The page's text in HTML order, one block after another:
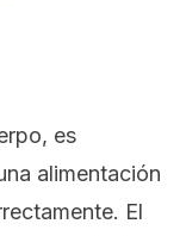
es
alimentación
El